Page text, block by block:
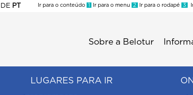
DE PT
Ir para o conteúdo 1 Ir para o menu 2 Ir para o rodapé 3
Sobre a Belotur
LUGARES PARA IR